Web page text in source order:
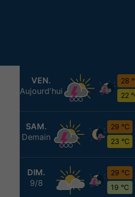
VEN.
Aujourd'hui
28
22
SAM.
Demain
29 °C
23 °C
DIM.
9/8
29 °C
19 °C